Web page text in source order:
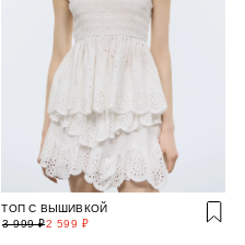
ТОП С ВЫШИВКОЙ
2 599 ₽
3 999 ₽